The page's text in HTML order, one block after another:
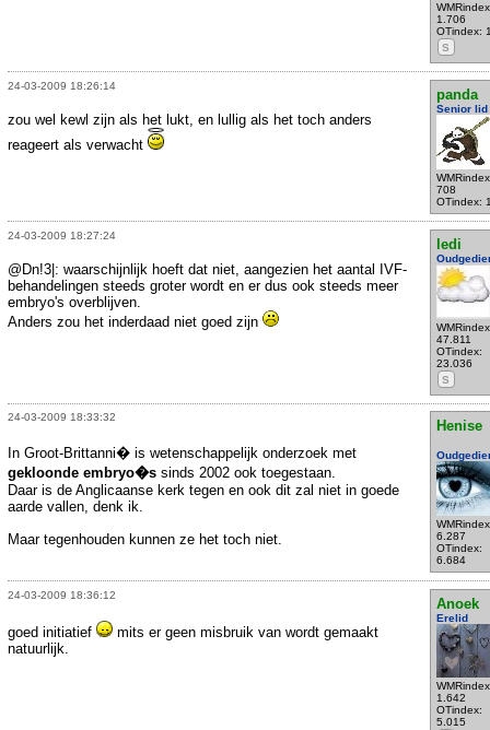
1.706
OTindex:
S
24-03-2009 18:26:14
panda
Senior lid
708
OTindex:
zou wel kewl zijn als het lukt, en lullig als het toch anders
reageert als verwacht
24-03-2009 18:27:24
ledi
47.811
OTindex:
23.036
S
@Dn!3|: waarschijnlijk hoeft dat niet, aangezien het aantal IVF-
behandelingen steeds groter wordt en er dus ook steeds meer
embryo's overblijven.
Anders zou het inderdaad niet goed zijn
24-03-2009 18:33:32
Henise
6.287
OTindex:
6.684
In Groot-Brittanni� is wetenschappelijk onderzoek met
gekloonde embryo�s sinds 2002 ook toegestaan.
Daar is de Anglicaanse kerk tegen en ook dit zal niet in goede
aarde vallen, denk ik.
Maar tegenhouden kunnen ze het toch niet.
24-03-2009 18:36:12
Anoek
Erelid
1.642
OTindex:
5.015
goed initiatief
mits er geen misbruik van wordt gemaakt
natuurlijk.